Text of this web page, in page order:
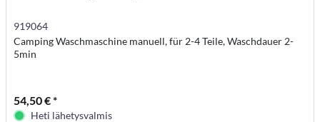
919064
Camping Waschmaschine manuell, für 2-4 Teile, Waschdauer 2-
5min
54,50 € *
Heti lähetysvalmis